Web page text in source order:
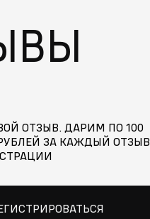
ОТЗЫВ. ДАРИМ ПО 100
ЗА КАЖДЫЙ ОТЗЫВ